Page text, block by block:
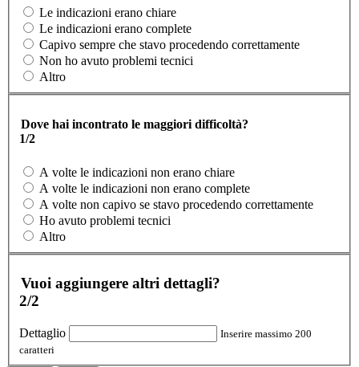
Le indicazioni erano chiare
Le indicazioni erano complete
Capivo sempre che stavo procedendo correttamente
Non ho avuto problemi tecnici
Altro
Dove hai incontrato le maggiori difficoltà?
1/2
A volte le indicazioni non erano chiare
A volte le indicazioni non erano complete
A volte non capivo se stavo procedendo correttamente
Ho avuto problemi tecnici
Altro
Vuoi aggiungere altri dettagli?
2/2
Dettaglio
Inserire massimo 200
caratteri